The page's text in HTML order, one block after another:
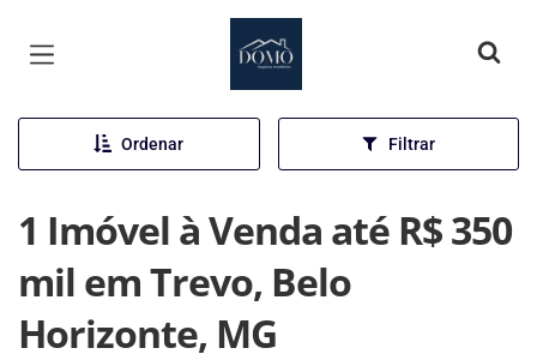
Página inicial
Ordenar Filtrar
1 Imóvel à Venda até R$ 350
mil em Trevo, Belo
Horizonte, MG